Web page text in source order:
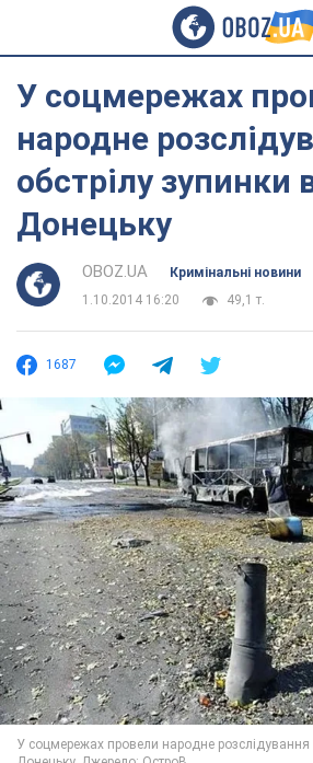
У соцмережах
народне
обстрілу зупинки
Донецьку
OBOZ.UA
Кримінальні новини
1.10.2014 16:20
49,1 т.
1687